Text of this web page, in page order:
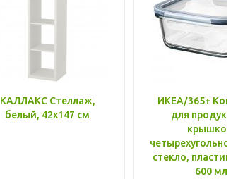
КАЛЛАКС Стеллаж,
белый, 42x147 см
ИКЕА/365+
для
крышкой,
стекло, пластик
600 мл